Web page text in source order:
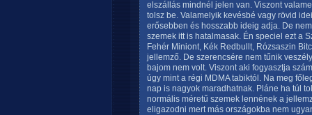
elszállás mindnél jelen van. Viszont
tolsz be. Valamelyik kevésbé vagy rövid
erősebben és hosszabb ideig adja. De
szemek itt is hatalmasak. Én speciel ezt a
Fehér Miniont, Kék Redbullt, Rózsaszin
jellemző. De szerencsére nem tűnik
bajom nem volt. Viszont aki fogyasztja
úgy mint a régi MDMA tabiktól. Na meg
nap is nagyok maradhatnak. Pláne ha túl
normális méretű szemek lennének a
eligazodni mert más országokba nem